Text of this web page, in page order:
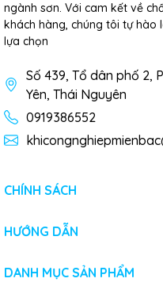
ngành sơn. Với cam kết về
khách hàng, chúng tôi tự
lựa chọn
Số 439, Tổ dân phố 2,
Yên, Thái Nguyên
0919386552
CHÍNH SÁCH
HƯỚNG DẪN
DANH MỤC SẢN PHẨM